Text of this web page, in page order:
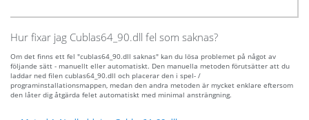
Hur fixar jag Cublas64_90.dll fel som saknas?
Om det finns ett fel "cublas64_90.dll saknas" kan du lösa problemet på något av
följande sätt - manuellt eller automatiskt. Den manuella metoden förutsätter att du
laddar ned filen cublas64_90.dll och placerar den i spel- /
programinstallationsmappen, medan den andra metoden är mycket enklare eftersom
den låter dig åtgärda felet automatiskt med minimal ansträngning.